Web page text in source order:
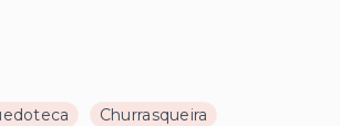
Churrasqueira